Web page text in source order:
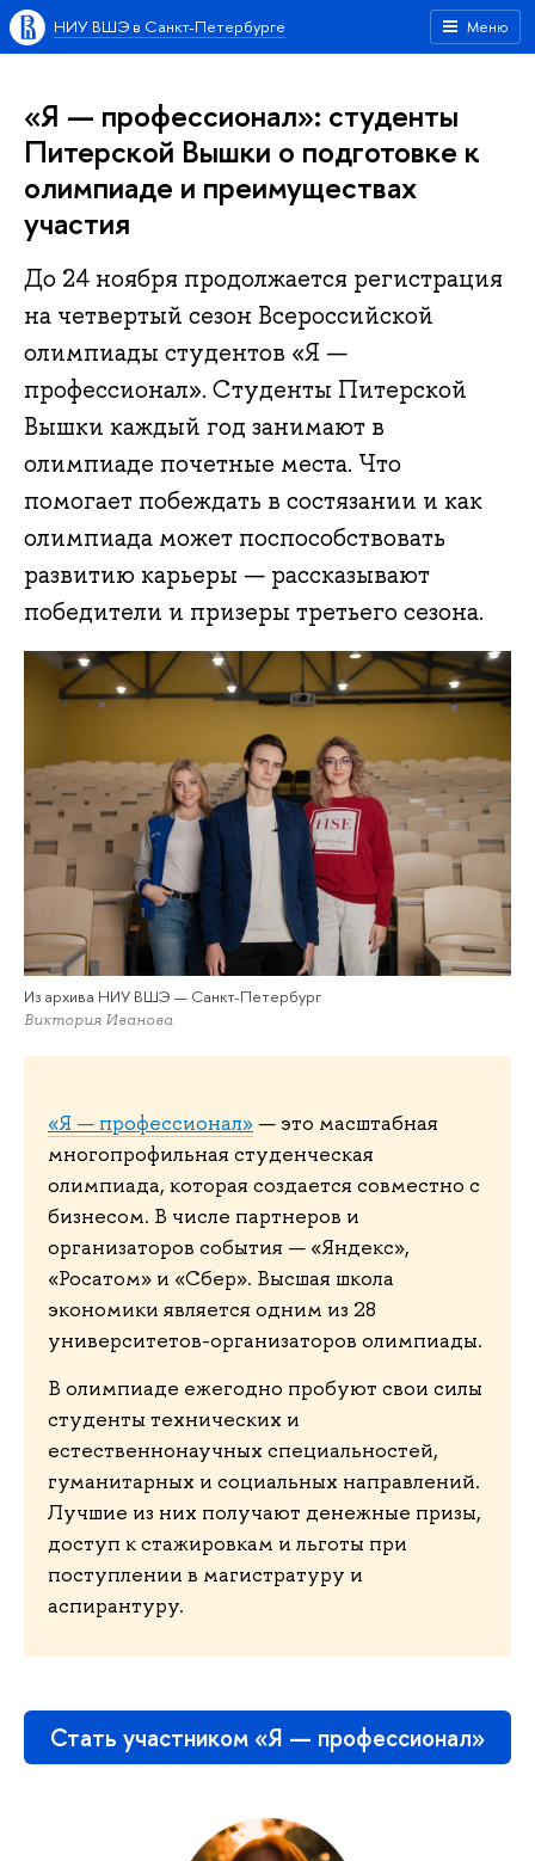
Меню
НИУ ВШЭ в Санкт-Петербурге
«Я — профессионал»: студенты
Питерской Вышки о подготовке к
олимпиаде и преимуществах
участия
До 24 ноября продолжается регистрация
на четвертый сезон Всероссийской
олимпиады студентов «Я —
профессионал». Студенты Питерской
Вышки каждый год занимают в
олимпиаде почетные места. Что
помогает побеждать в состязании и как
олимпиада может поспособствовать
развитию карьеры — рассказывают
победители и призеры третьего сезона.
Из архива НИУ ВШЭ — Санкт-Петербург
Виктория Иванова
«Я — профессионал» — это масштабная
многопрофильная студенческая
олимпиада, которая создается совместно с
бизнесом. В числе партнеров и
организаторов события — «Яндекс»,
«Росатом» и «Сбер». Высшая школа
экономики является одним из 28
университетов-организаторов олимпиады.
В олимпиаде ежегодно пробуют свои силы
студенты технических и
естественнонаучных специальностей,
гуманитарных и социальных направлений.
Лучшие из них получают денежные призы,
доступ к стажировкам и льготы при
поступлении в магистратуру и
аспирантуру.
Стать участником «Я — профессионал»